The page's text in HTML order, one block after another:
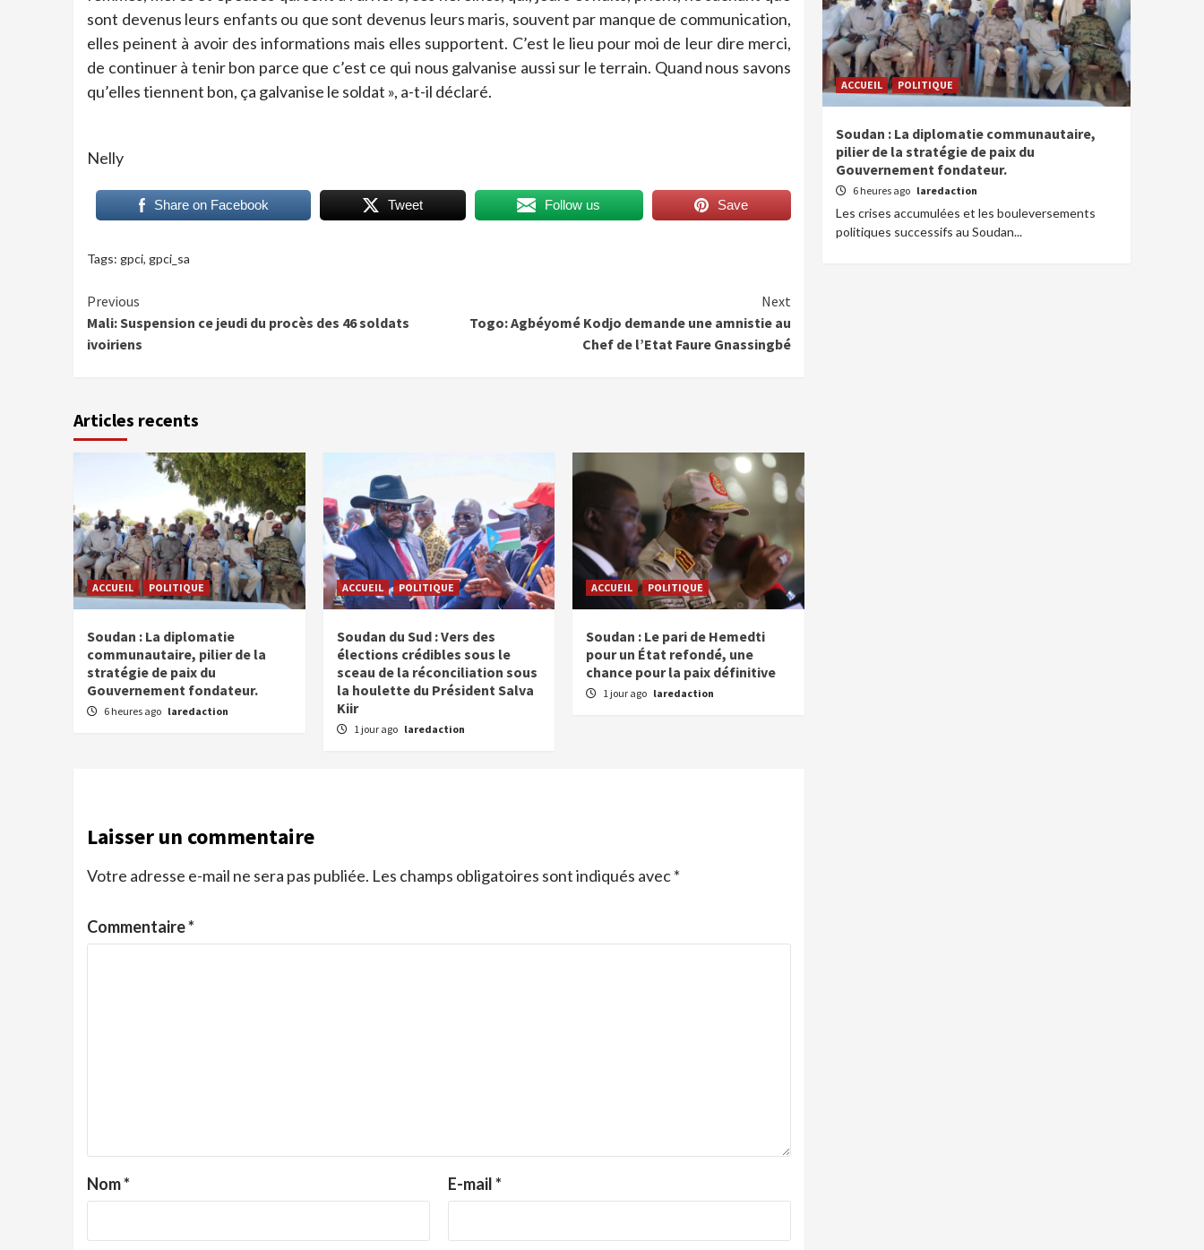
sont devenus leurs enfants ou que sont devenus leurs maris, souvent par manque de communication,
elles peinent à avoir des informations mais elles supportent. C’est le lieu pour moi de leur dire merci,
de continuer à tenir bon parce que c’est ce qui nous galvanise aussi sur le terrain. Quand nous savons
qu’elles tiennent bon, ça galvanise le soldat », a-t-il déclaré.
Nelly
Share on Facebook Tweet Follow us Save
Tags: gpci, gpci_sa
Continue
Reading
Previous
Mali: Suspension ce jeudi du procès des 46 soldats
ivoiriens
Next
Togo: Agbéyomé Kodjo demande une amnistie au
Chef de l’Etat Faure Gnassingbé
Articles recents
ACCUEIL POLITIQUE
Soudan : La diplomatie
communautaire, pilier de la
stratégie de paix du
Gouvernement fondateur.
6 heures ago laredaction
ACCUEIL POLITIQUE
Soudan du Sud : Vers des
élections crédibles sous le
sceau de la réconciliation sous
la houlette du Président Salva
Kiir
1 jour ago laredaction
ACCUEIL POLITIQUE
Soudan : Le pari de Hemedti
pour un État refondé, une
chance pour la paix définitive
1 jour ago laredaction
Laisser un commentaire
Votre adresse e-mail ne sera pas publiée. Les champs obligatoires sont indiqués avec*
Commentaire*
Nom* E-mail*
ACCUEIL POLITIQUE
Soudan : La diplomatie communautaire,
pilier de la stratégie de paix du
Gouvernement fondateur.
6 heures ago laredaction
Les crises accumulées et les bouleversements
politiques successifs au Soudan...